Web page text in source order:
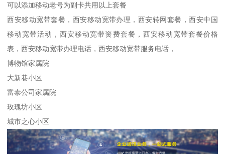
可以添加移动老号为副卡共用以上套餐
西安移动宽带套餐，西安移动宽带办理，西安转网套餐，西安中国
移动宽带活动，西安移动宽带资费套餐，西安移动宽带套餐价格
表，西安移动宽带办理电话，西安移动宽带服务电话，
博物馆家属院
大新巷小区
富泰公司家属院
玫瑰坊小区
城市之心小区